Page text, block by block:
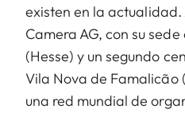
existen en la actualidad.
Camera AG, con su
(Hesse) y un segundo
Vila Nova de Famalicão
una red mundial de